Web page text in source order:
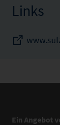
Links
Ein Angebot